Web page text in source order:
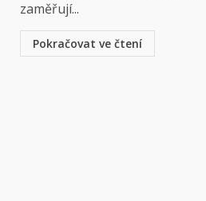
zaměřují...
Pokračovat ve čtení